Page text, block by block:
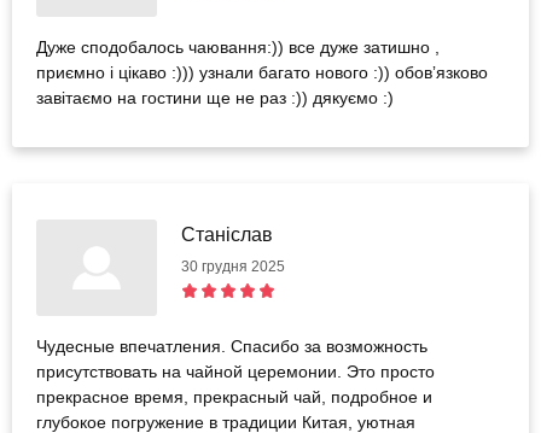
Дуже сподобалось чаювання:)) все дуже затишно ,
приємно і цікаво :))) узнали багато нового :)) обовʼязково
завітаємо на гостини ще не раз :)) дякуємо :)
Станіслав
30 грудня 2025
Чудесные впечатления. Спасибо за возможность
присутствовать на чайной церемонии. Это просто
прекрасное время, прекрасный чай, подробное и
глубокое погружение в традиции Китая, уютная